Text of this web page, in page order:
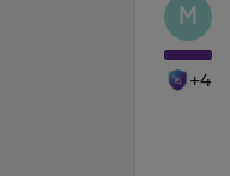
M
+4